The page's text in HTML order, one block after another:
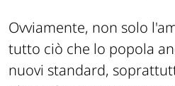
Ovviamente, non solo
tutto ciò che lo popola
nuovi standard,